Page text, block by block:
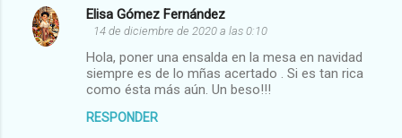
C
o
Elisa Gómez Fernández
14 de diciembre de 2020 a las 0:10
Hola, poner una ensalda en la mesa en navidad
siempre es de lo mñas acertado . Si es tan rica
como ésta más aún. Un beso!!!
RESPONDER